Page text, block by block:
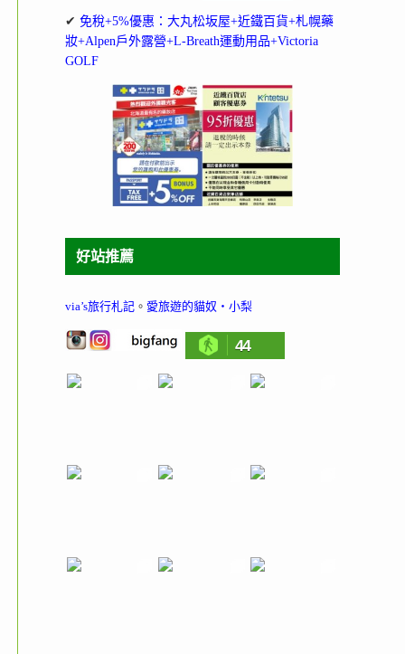
✔ 免稅+5%優惠：大丸松坂屋+近鐵百貨+札幌藥
妝+Alpen戶外露營+L-Breath運動用品+Victoria
GOLF
好站推薦
via’s旅行札記 。 愛旅遊的貓奴‧小梨
44